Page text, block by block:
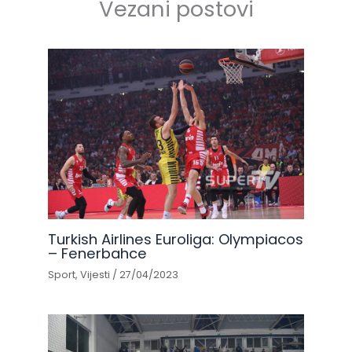
Vezani postovi
Turkish Airlines Euroliga: Olympiacos
– Fenerbahce
Sport,Vijesti /27/04/2023